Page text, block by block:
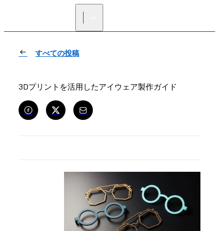
すべての投稿
3Dプリントを活用したアイウェア製作ガイド